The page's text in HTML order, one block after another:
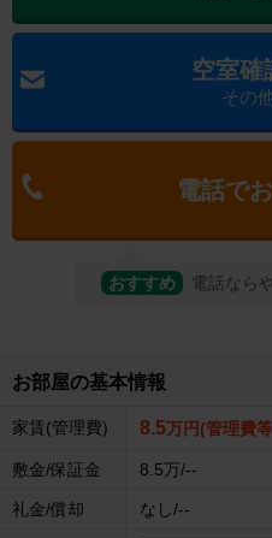
空室確
その
電話で
おすすめ 電話なら
お部屋の基本情報
家賃(管理費) 8.5万円(管理費
敷金/保証金 8.5万/--
礼金/償却 なし/--